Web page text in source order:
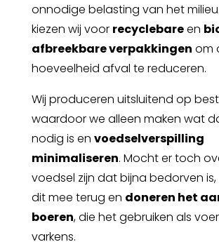
onnodige belasting van het
kiezen wij voor recyclebareen
afbreekbare verpakkingen om
hoeveelheid afval te reduceren.
Wij produceren uitsluitend op
waardoor we alleen maken wat
nodig is en voedselverspilling
minimaliseren. Mocht er toch
voedsel zijn dat bijna bedorven
dit mee terug en doneren het
boeren, die het gebruiken als
varkens.